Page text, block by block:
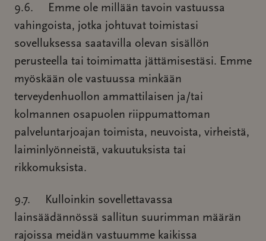
9.6. Emme ole millään tavoin vastuussa
vahingoista, jotka johtuvat toimistasi
sovelluksessa saatavilla olevan sisällön
perusteella tai toimimatta jättämisestäsi. Emme
myöskään ole vastuussa minkään
terveydenhuollon ammattilaisen ja/tai
kolmannen osapuolen riippumattoman
palveluntarjoajan toimista, neuvoista, virheistä,
laiminlyönneistä, vakuutuksista tai
rikkomuksista.
9.7. Kulloinkin sovellettavassa
lainsäädännössä sallitun suurimman määrän
rajoissa meidän vastuumme kaikissa